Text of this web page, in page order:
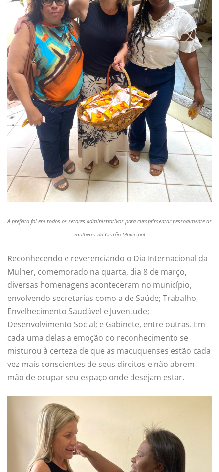
A prefeita foi em todos os setores administrativos para cumprimentar pessoalmente as
mulheres da Gestão Municipal
Reconhecendo e reverenciando o Dia Internacional da
Mulher, comemorado na quarta, dia 8 de março,
diversas homenagens aconteceram no município,
envolvendo secretarias como a de Saúde; Trabalho,
Envelhecimento Saudável e Juventude;
Desenvolvimento Social; e Gabinete, entre outras. Em
cada uma delas a emoção do reconhecimento se
misturou à certeza de que as macuquenses estão cada
vez mais conscientes de seus direitos e não abrem
mão de ocupar seu espaço onde desejam estar.